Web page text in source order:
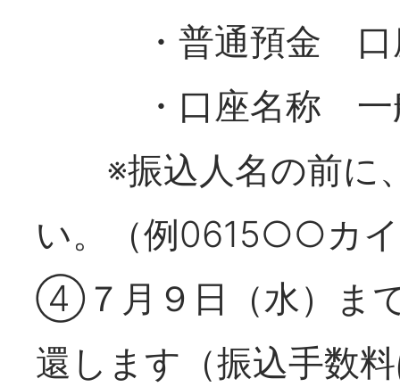
・普通預金 口
・口座名称 一般
※振込人名の前に
い。（例0615○○カ
④７月９日（水）ま
還します（振込手数